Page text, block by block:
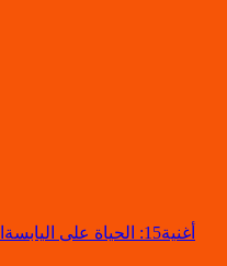
أغنية15: الحياة على اليابسة